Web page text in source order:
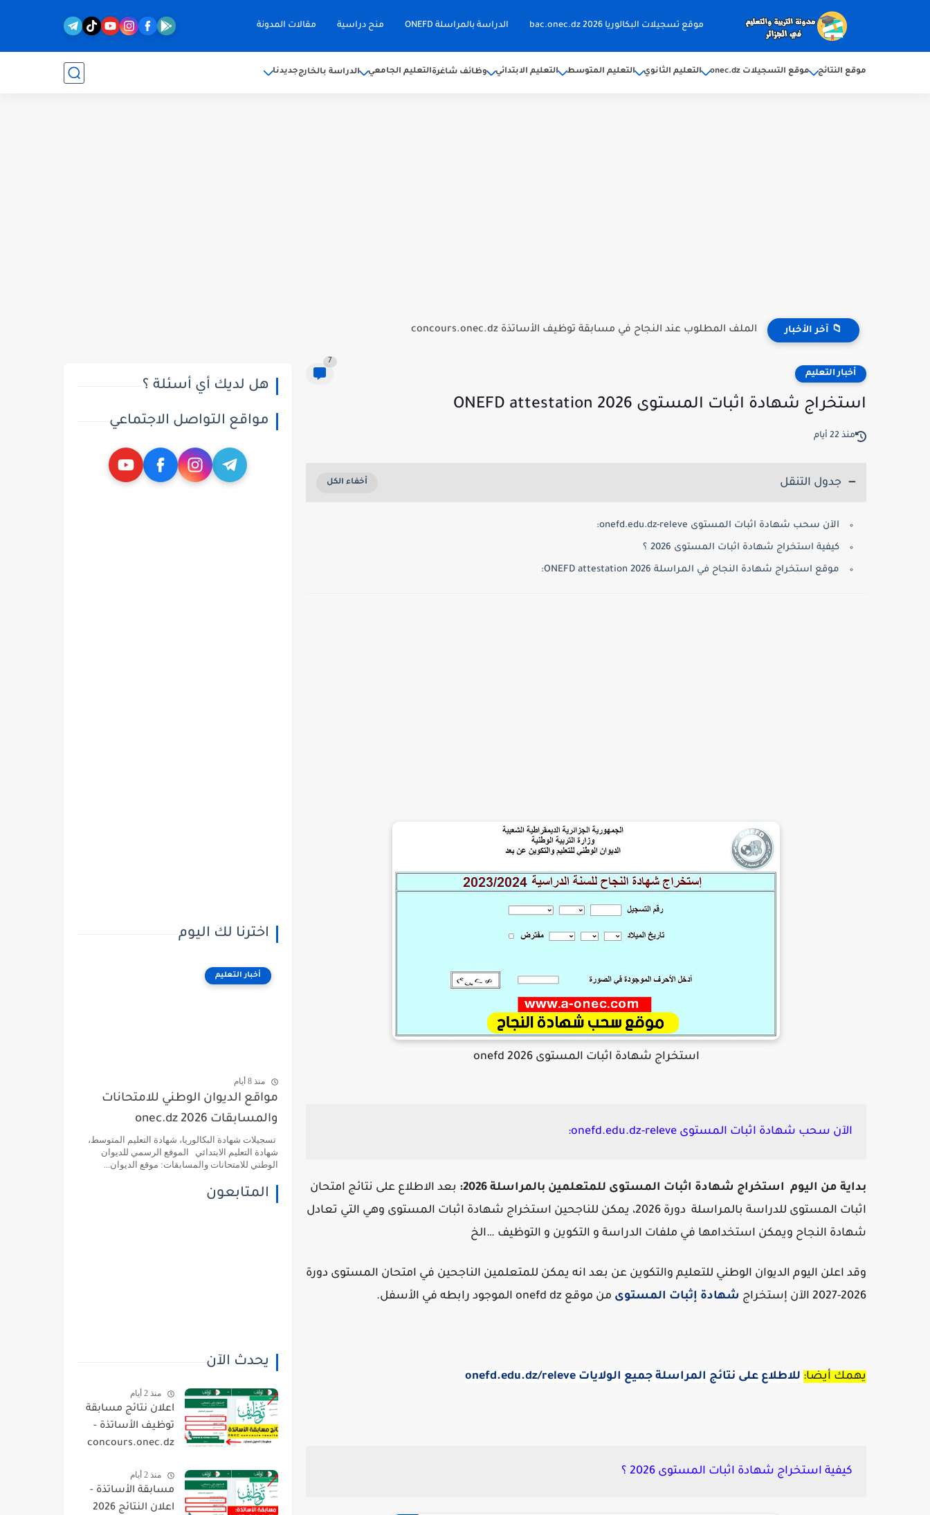
موقع تسجيلات البكالوريا 2026 bac.onec.dz الدراسة بالمراسلة ONEFD منح دراسية مقالات المدونة
موقع النتائج موقع التسجيلات onec.dz التعليم الثانوي التعليم المتوسط التعليم الابتدائي وظائف شاغرةالتعليم الجامعي الدراسة بالخارججديدنا
📁 آخر الأخبار الملف المطلوب عند النجاح في مسابقة توظيف الأساتذة concours.onec.dz
أخبار التعليم
7
استخراج شهادة اثبات المستوى 2026 ONEFD attestation
منذ 22 أيام
جدول التنقل
الآن سحب شهادة اثبات المستوى onefd.edu.dz-releve:
كيفية استخراج شهادة اثبات المستوى 2026 ؟
موقع استخراج شهادة النجاح في المراسلة 2026 ONEFD attestation:
استخراج شهادة اثبات المستوى 2026 onefd
الآن سحب شهادة اثبات المستوى onefd.edu.dz-releve:
بداية من اليوم استخراج شهادة اثبات المستوى للمتعلمين بالمراسلة 2026:
بعد الاطلاع على نتائج امتحان
اثبات المستوى للدراسة بالمراسلة دورة 2026، يمكن للناجحين استخراج شهادة اثبات المستوى وهي التي تعادل
شهادة النجاح ويمكن استخدامها في ملفات الدراسة و التكوين و التوظيف …الخ
وقد اعلن اليوم الديوان الوطني للتعليم والتكوين عن بعد انه يمكن للمتعلمين الناجحين في امتحان المستوى دورة
2026-2027 الآن إستخراج
شهادة إثبات المستوى من موقع onefd dz الموجود رابطه في الأسفل.
يهمك أيضا: للاطلاع على نتائج المراسلة جميع الولايات onefd.edu.dz/releve
كيفية استخراج شهادة اثبات المستوى 2026 ؟
هل لديك أي أسئلة ؟
مواقع التواصل الاجتماعي
اخترنا لك اليوم
أخبار التعليم
منذ 8 أيام
مواقع الديوان الوطني للامتحانات
والمسابقات 2026 onec.dz
تسجيلات شهادة البكالوريا، شهادة التعليم المتوسط،
شهادة التعليم الابتدائي الموقع الرسمي للديوان
الوطني للامتحانات والمسابقات: موقع الديوان...
المتابعون
يحدث الآن
منذ 2 أيام
اعلان نتائج مسابقة
توظيف الأساتذة -
concours.onec.dz
منذ 2 أيام
مسابقة الأساتذة -
اعلان النتائج 2026